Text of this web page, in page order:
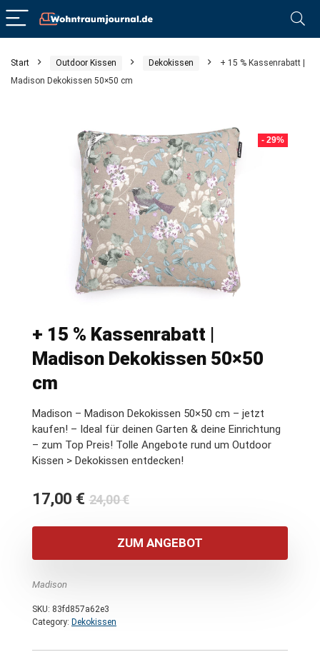
Start Outdoor Kissen Dekokissen
+ 15 % Kassenrabatt |
Madison Dekokissen 50×50 cm
- 29%
+ 15 % Kassenrabatt |
Madison Dekokissen 50×50
cm
Madison – Madison Dekokissen 50×50 cm – jetzt
kaufen! – Ideal für deinen Garten & deine Einrichtung
– zum Top Preis! Tolle Angebote rund um Outdoor
Kissen > Dekokissen entdecken!
24,00€Ursprünglicher
war:
24,00 €
17,00 €
Aktueller
ist:
17,00 €.
ZUM ANGEBOT
Madison
SKU: 83fd857a62e3
Category: Dekokissen